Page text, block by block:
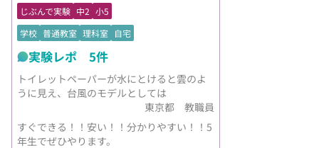
じぶんで実験 中2 小5
学校 普通教室 理科室 自宅
実験レポ 5件
トイレットペーパーが水にとけると雲のよ
うに見え、台風のモデルとしては
東京都 教職員
すぐできる！！安い！！分かりやすい！！5
年生でぜひやります。